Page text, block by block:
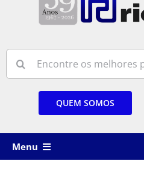
for:
QUEM SOMOS
Menu